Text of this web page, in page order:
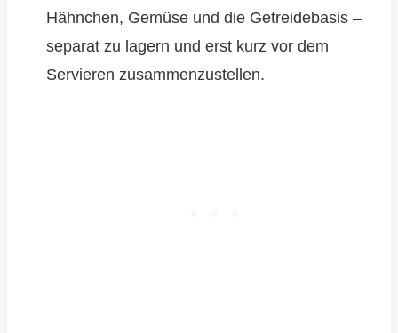
Hähnchen, Gemüse und die Getreidebasis –
separat zu lagern und erst kurz vor dem
Servieren zusammenzustellen.